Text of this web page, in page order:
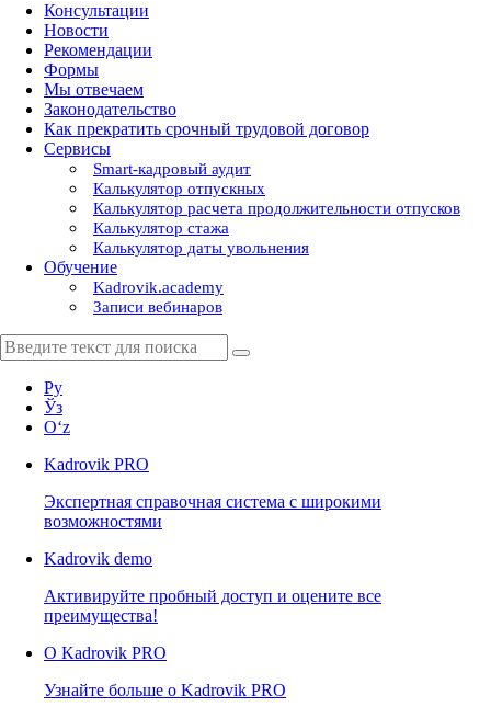
Консультации
Новости
Рекомендации
Формы
Мы отвечаем
Законодательство
Как прекратить срочный трудовой договор
Сервисы
Smart-кадровый аудит
Калькулятор отпускных
Калькулятор расчета продолжительности отпусков
Калькулятор стажа
Калькулятор даты увольнения
Обучение
Kadrovik.academy
Записи вебинаров
Ру
Ўз
Oʻz
Kadrovik PRO
Экспертная справочная система с широкими
возможностями
Kadrovik demo
Активируйте пробный доступ и оцените все
преимущества!
О Kadrovik PRO
Узнайте больше о Kadrovik PRO